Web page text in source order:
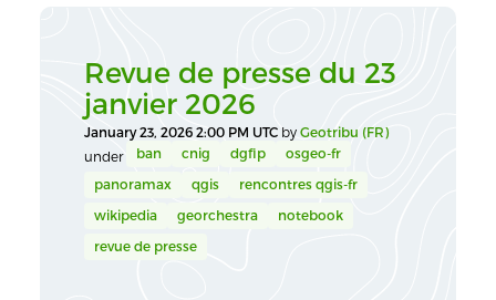
Revue de presse du 23
janvier 2026
January 23, 2026 2:00 PM UTC by Geotribu (FR)
under
ban cnig dgfip osgeo-fr
panoramax qgis rencontres qgis-fr
wikipedia georchestra notebook
revue de presse